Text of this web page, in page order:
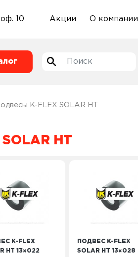
10 Акции О компании
K-FLEX SOLAR HT
HT
K-FLEX
HT 13×022
ПОДВЕС K-FLEX
SOLAR HT 13×028